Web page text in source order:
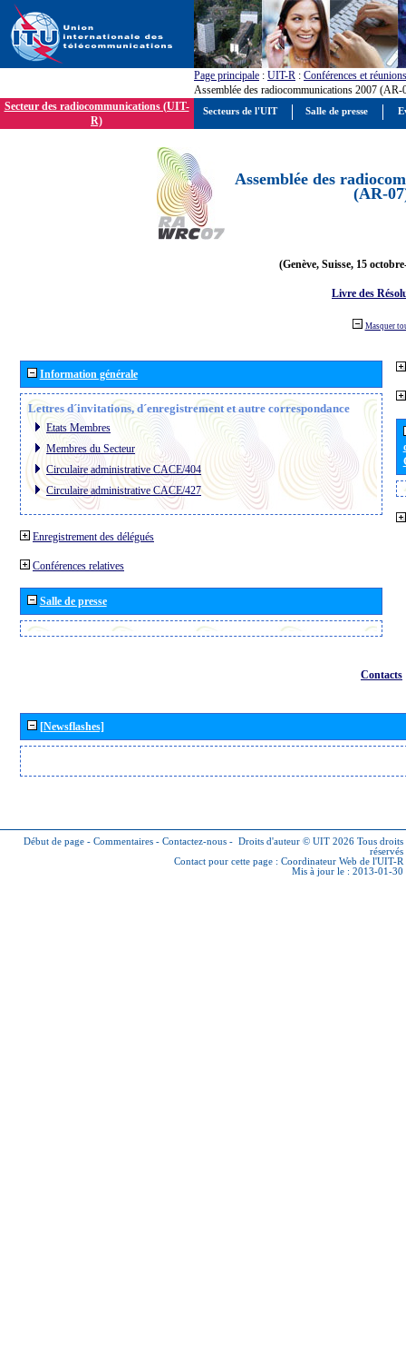
Page principale : UIT-R : Conférences et réunions
Assemblée des radiocommunications 2007 (AR-
Secteur des radiocommunications (UIT-
R)
Assemblée des
(AR-
(Genève, Suisse, 15
Livre des
Masquer
Information générale
Lettres d´invitations, d´enregistrement et autre correspondance
Etats Membres
Membres du Secteur
Circulaire administrative CACE/404
Circulaire administrative CACE/427
Enregistrement des délégués
Conférences relatives
Salle de presse
Contacts
[Newsflashes]
Début de page - Commentaires - Contactez-nous - Droits d'auteur © UIT 2026 Tous droits
réservés
Contact pour cette page : Coordinateur Web de l'UIT-R
Mis à jour le : 2013-01-30
Secteurs de l'UIT Salle de presse